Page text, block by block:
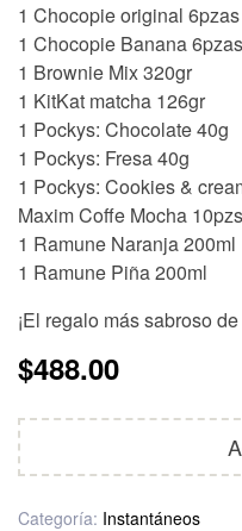
1 Chocopie original 6pzas
1 Chocopie Banana 6pzas
1 Brownie Mix 320gr
1 KitKat matcha 126gr
1 Pockys: Chocolate 40g
1 Pockys: Fresa 40g
1 Pockys: Cookies &
Maxim Coffe Mocha 10pzs
1 Ramune Naranja 200ml
1 Ramune Piña 200ml
¡El regalo más sabroso
$488.00
Categoría: Instantáneos